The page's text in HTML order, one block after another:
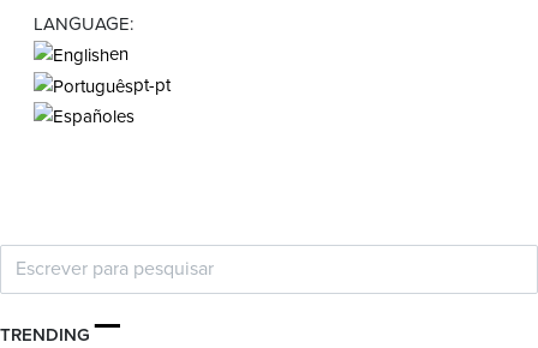
LANGUAGE:
en
pt-pt
es
TRENDING